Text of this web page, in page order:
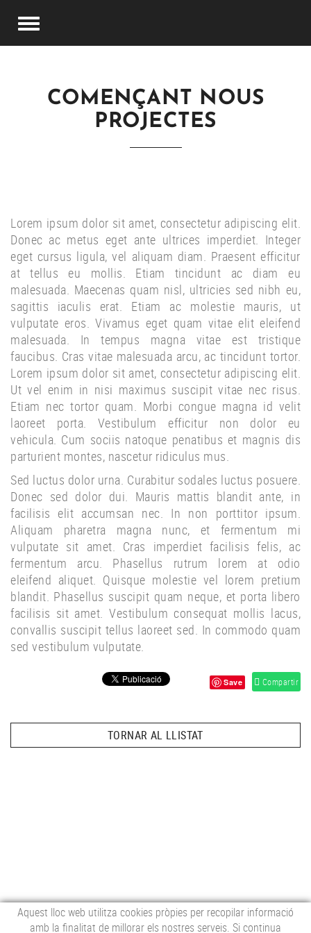
COMENÇANT NOUS
PROJECTES
Lorem ipsum dolor sit amet, consectetur adipiscing elit.
Donec ac metus eget ante ultrices imperdiet. Integer
eget cursus ligula, vel aliquam diam. Praesent efficitur
at tellus eu mollis. Etiam tincidunt ac diam eu
malesuada. Maecenas quam nisl, ultricies sed nibh eu,
sagittis iaculis erat. Etiam ac molestie mauris, ut
vulputate eros. Vivamus eget quam vitae elit eleifend
malesuada. In tempus magna vitae est tristique
faucibus. Cras vitae malesuada arcu, ac tincidunt tortor.
Lorem ipsum dolor sit amet, consectetur adipiscing elit.
Ut vel enim in nisi maximus suscipit vitae nec risus.
Etiam nec tortor quam. Morbi congue magna id velit
laoreet porta. Vestibulum efficitur non dolor eu
vehicula. Cum sociis natoque penatibus et magnis dis
parturient montes, nascetur ridiculus mus.
Sed luctus dolor urna. Curabitur sodales luctus posuere.
Donec sed dolor dui. Mauris mattis blandit ante, in
facilisis elit accumsan nec. In non porttitor ipsum.
Aliquam pharetra magna nunc, et fermentum mi
vulputate sit amet. Cras imperdiet facilisis felis, ac
fermentum arcu. Phasellus rutrum lorem at odio
eleifend aliquet. Quisque molestie vel lorem pretium
blandit. Phasellus suscipit quam neque, et porta libero
facilisis sit amet. Vestibulum consequat mollis lacus,
convallis suscipit tellus laoreet sed. In commodo quam
sed vestibulum vulputate.
Save Compartir
TORNAR AL LLISTAT
Aquest lloc web utilitza cookies pròpies per recopilar informació
amb la finalitat de millorar els nostres serveis. Si continua